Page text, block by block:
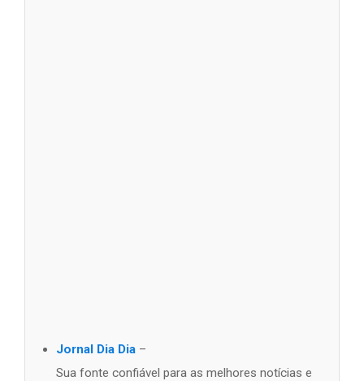
Jornal Dia Dia –
Sua fonte confiável para as melhores notícias e